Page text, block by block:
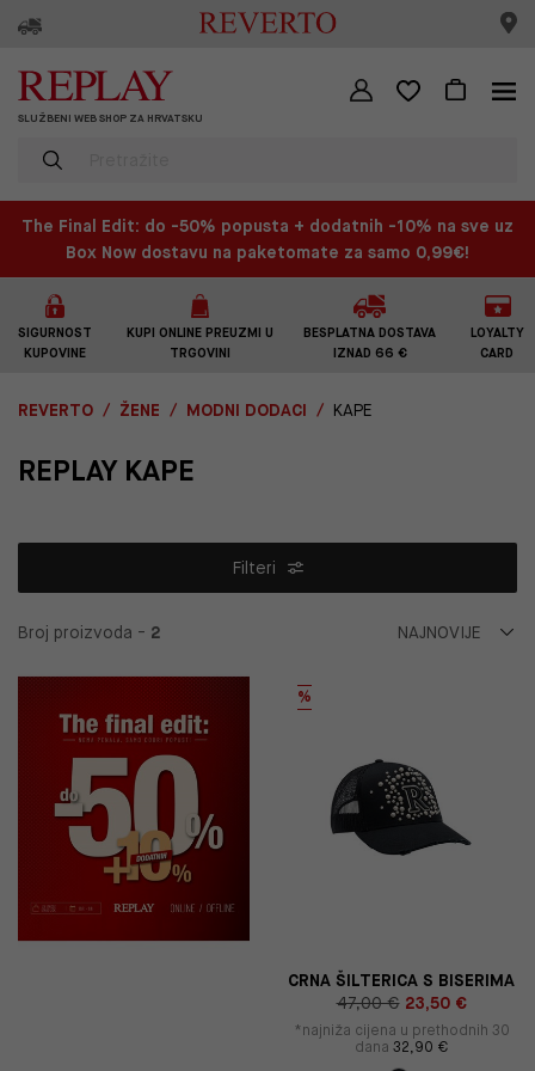
SLUŽBENI WEB SHOP ZA HRVATSKU
The Final Edit: do -50% popusta + dodatnih -10% na sve uz
Box Now dostavu na paketomate za samo 0,99€!
SIGURNOST
KUPOVINE
KUPI ONLINE PREUZMI U
TRGOVINI
BESPLATNA DOSTAVA
IZNAD 66 €
LOYALTY
CARD
REVERTO ŽENE MODNI DODACI KAPE
REPLAY KAPE
Filteri
Broj proizvoda - 2
%
CRNA ŠILTERICA S BISERIMA
47,00 € 23,50 €
*najniža cijena u prethodnih 30
dana 32,90 €